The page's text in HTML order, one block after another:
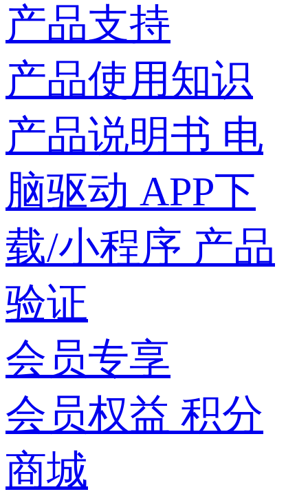
产品支持
产品使用知识
产品说明书 电
脑驱动 APP下
载/小程序 产品
验证
会员专享
会员权益 积分
商城